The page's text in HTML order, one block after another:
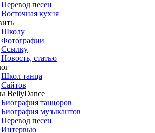
Перевод песен
Восточная кухня
Школу
Фотографии
Ссылку
Новость, статью
Школ танца
Сайтов
BellyDance
Биография танцоров
Биография музыкантов
Перевод песен
Интервью